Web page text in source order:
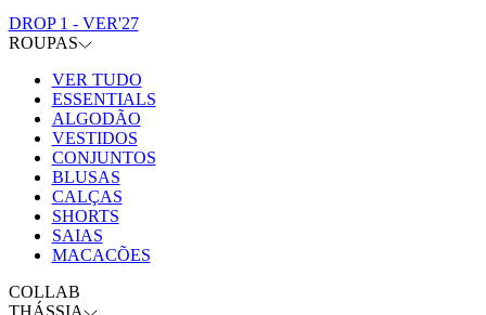
DROP 1 - VER'27
ROUPAS
VER TUDO
ESSENTIALS
ALGODÃO
VESTIDOS
CONJUNTOS
BLUSAS
CALÇAS
SHORTS
SAIAS
MACACÕES
COLLAB
THÁSSIA